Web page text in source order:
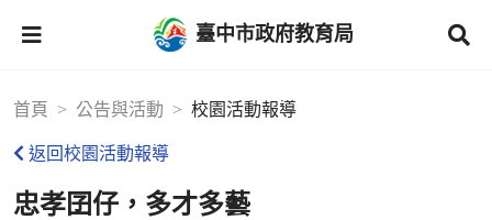
臺中市政府教育局
首頁 公告與活動 校園活動報導
返回校園活動報導
忠孝囝仔，多才多藝